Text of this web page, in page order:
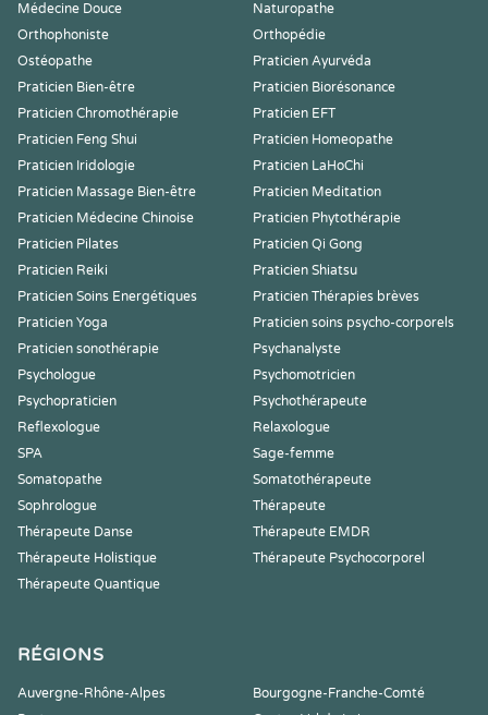
Médecine Douce
Naturopathe
Orthophoniste
Orthopédie
Ostéopathe
Praticien Ayurvéda
Praticien Bien-être
Praticien Biorésonance
Praticien Chromothérapie
Praticien EFT
Praticien Feng Shui
Praticien Homeopathe
Praticien Iridologie
Praticien LaHoChi
Praticien Massage Bien-être
Praticien Meditation
Praticien Médecine Chinoise
Praticien Phytothérapie
Praticien Pilates
Praticien Qi Gong
Praticien Reiki
Praticien Shiatsu
Praticien Soins Energétiques
Praticien Thérapies brèves
Praticien Yoga
Praticien soins psycho-corporels
Praticien sonothérapie
Psychanalyste
Psychologue
Psychomotricien
Psychopraticien
Psychothérapeute
Reflexologue
Relaxologue
SPA
Sage-femme
Somatopathe
Somatothérapeute
Sophrologue
Thérapeute
Thérapeute Danse
Thérapeute EMDR
Thérapeute Holistique
Thérapeute Psychocorporel
Thérapeute Quantique
RÉGIONS
Auvergne-Rhône-Alpes
Bourgogne-Franche-Comté